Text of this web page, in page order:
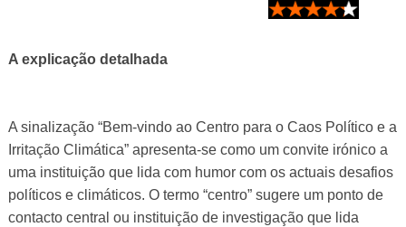
A explicação detalhada
A sinalização “Bem-vindo ao Centro para o Caos Político e a
Irritação Climática” apresenta-se como um convite irónico a
uma instituição que lida com humor com os actuais desafios
políticos e climáticos. O termo “centro” sugere um ponto de
contacto central ou instituição de investigação que lida